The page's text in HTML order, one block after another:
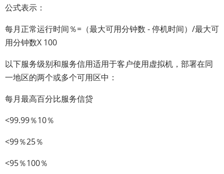
公式表示：
每月正常运行时间％=（最大可用分钟数 - 停机时间）/最大可
用分钟数X 100
以下服务级别和服务信用适用于客户使用虚拟机，部署在同
一地区的两个或多个可用区中：
每月最高百分比服务信贷
<99.99％10％
<99％25％
<95％100％